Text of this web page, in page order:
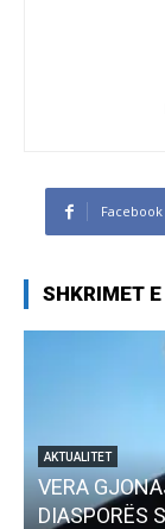
Facebook
SHKRIMET